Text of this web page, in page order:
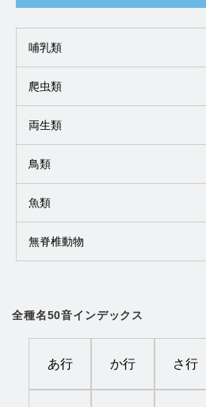
哺乳類
爬虫類
両生類
鳥類
魚類
無脊椎動物
全種名50音インデックス
あ行 か行 さ行